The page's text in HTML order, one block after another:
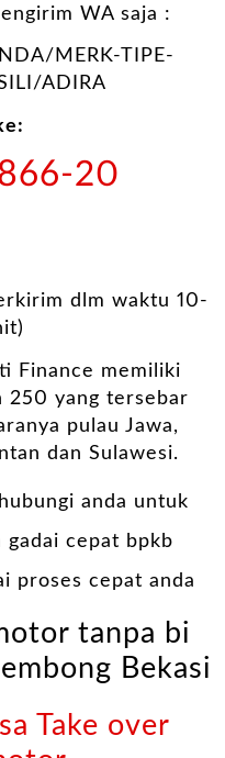
WA saja :
MERK-TIPE-
ADIRA
20
dlm waktu 10-
Finance memiliki
250 yang tersebar
pulau Jawa,
dan Sulawesi.
anda untuk
gadai cepat bpkb
proses cepat anda
tanpa bi
Bekasi
Take over